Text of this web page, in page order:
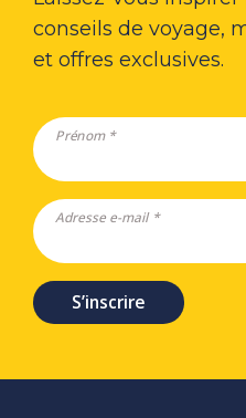
conseils de voyage,
et offres exclusives.
Prénom *
Adresse e-mail *
S’inscrire